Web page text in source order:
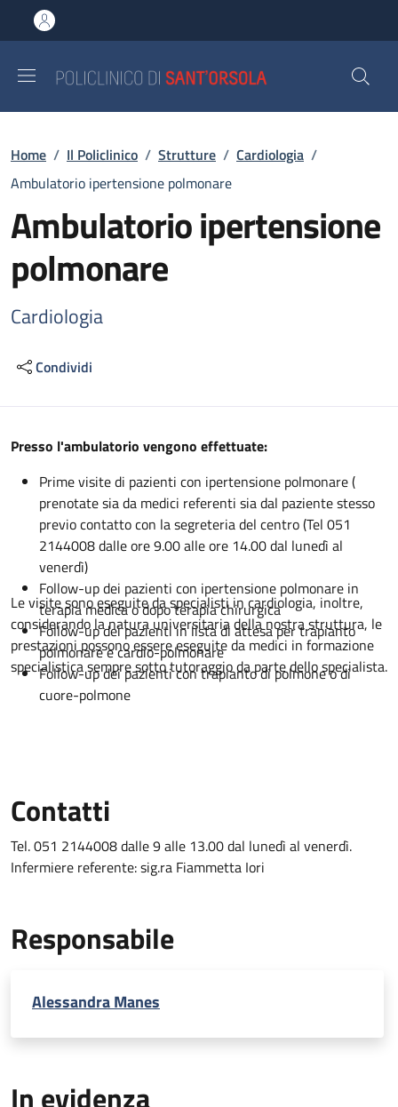
al contenuto principale
to footer content
Briciole di pane
Home / Il Policlinico / Strutture / Cardiologia /
Ambulatorio ipertensione polmonare
Ambulatorio ipertensione
polmonare
Cardiologia
Condividi
Descrizione
Presso l'ambulatorio vengono effettuate:
Prime visite di pazienti con ipertensione polmonare (
prenotate sia da medici referenti sia dal paziente stesso
previo contatto con la segreteria del centro (Tel 051
2144008 dalle ore 9.00 alle ore 14.00 dal lunedì al
venerdì)
Follow-up dei pazienti con ipertensione polmonare in
terapia medica o dopo terapia chirurgica
Follow-up dei pazienti in lista di attesa per trapianto
polmonare e cardio-polmonare
Follow-up dei pazienti con trapianto di polmone o di
cuore-polmone
Le visite sono eseguite da specialisti in cardiologia, inoltre,
considerando la natura universitaria della nostra struttura, le
prestazioni possono essere eseguite da medici in formazione
specialistica sempre sotto tutoraggio da parte dello specialista.
Contatti
Tel. 051 2144008 dalle 9 alle 13.00 dal lunedì al venerdì.
Infermiere referente: sig.ra Fiammetta Iori
Responsabile
Alessandra Manes
In evidenza